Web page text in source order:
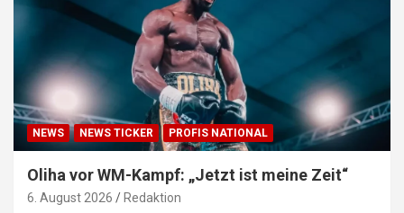
NEWS NEWS TICKER PROFIS NATIONAL
Oliha vor WM-Kampf: „Jetzt ist meine Zeit“
6. August 2026 Redaktion